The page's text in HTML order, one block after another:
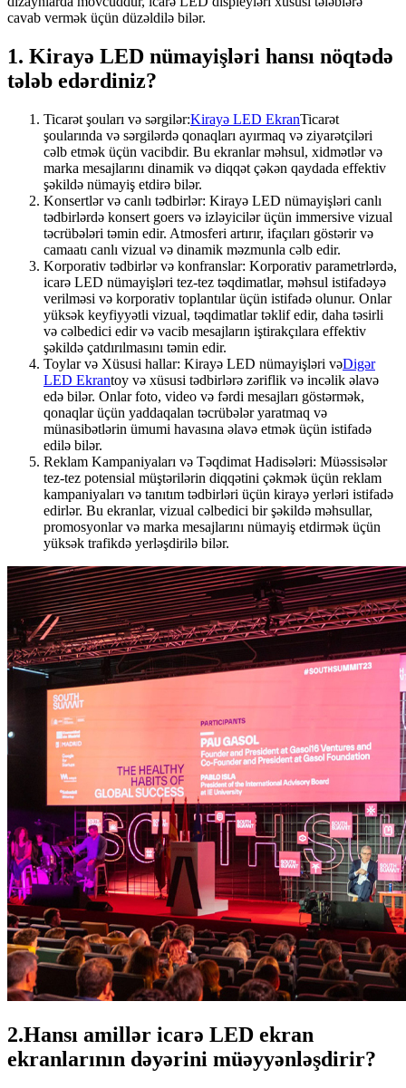
cavab vermək üçün düzəldilə bilər.
1. Kirayə LED nümayişləri hansı nöqtədə
tələb edərdiniz?
Ticarət şouları və sərgilər:Kirayə LED EkranTicarət
şoularında və sərgilərdə qonaqları ayırmaq və ziyarətçiləri
cəlb etmək üçün vacibdir. Bu ekranlar məhsul, xidmətlər və
marka mesajlarını dinamik və diqqət çəkən qaydada effektiv
şəkildə nümayiş etdirə bilər.
Konsertlər və canlı tədbirlər: Kirayə LED nümayişləri canlı
tədbirlərdə konsert goers və izləyicilər üçün immersive vizual
təcrübələri təmin edir. Atmosferi artırır, ifaçıları göstərir və
camaatı canlı vizual və dinamik məzmunla cəlb edir.
Korporativ tədbirlər və konfranslar: Korporativ parametrlərdə,
icarə LED nümayişləri tez-tez təqdimatlar, məhsul istifadəyə
verilməsi və korporativ toplantılar üçün istifadə olunur. Onlar
yüksək keyfiyyətli vizual, təqdimatlar təklif edir, daha təsirli
və cəlbedici edir və vacib mesajların iştirakçılara effektiv
şəkildə çatdırılmasını təmin edir.
Toylar və Xüsusi hallar: Kirayə LED nümayişləri vəDigər
LED Ekrantoy və xüsusi tədbirlərə zəriflik və incəlik əlavə
edə bilər. Onlar foto, video və fərdi mesajları göstərmək,
qonaqlar üçün yaddaqalan təcrübələr yaratmaq və
münasibətlərin ümumi havasına əlavə etmək üçün istifadə
edilə bilər.
Reklam Kampaniyaları və Təqdimat Hadisələri: Müəssisələr
tez-tez potensial müştərilərin diqqətini çəkmək üçün reklam
kampaniyaları və tanıtım tədbirləri üçün kirayə yerləri istifadə
edirlər. Bu ekranlar, vizual cəlbedici bir şəkildə məhsullar,
promosyonlar və marka mesajlarını nümayiş etdirmək üçün
yüksək trafikdə yerləşdirilə bilər.
2.Hansı amillər icarə LED ekran
ekranlarının dəyərini müəyyənləşdirir?